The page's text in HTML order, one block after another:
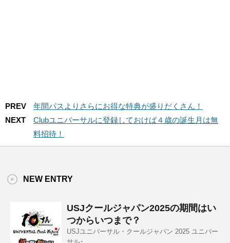
PREV
年間パスよりさらにお得な特典が盛りだくさん！
NEXT
Clubユニバーサルに登録しておけば４歳の誕生月は無
料招待！
NEW ENTRY
USJクールジャパン2025の期間はい
つからいつまで？
USJユニバーサル・クールジャパン 2025 ユニバー